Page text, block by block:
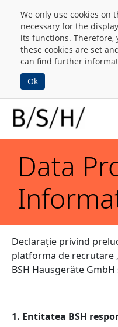
We only use cookies on
necessary for the
its functions. Therefore,
these cookies are set
can find further
Ok
Data
Declarație privind
platforma de recrutare
BSH Hausgeräte GmbH
1. Entitatea BSH